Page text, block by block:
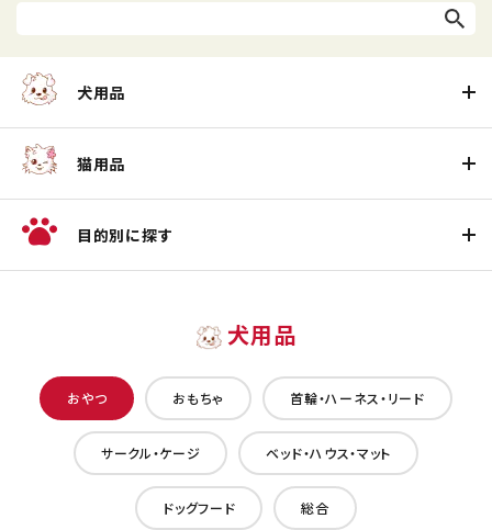
犬用品
猫用品
目的別に探す
犬用品
おやつ おもちゃ 首輪・ハーネス・リード
サークル・ケージ ベッド・ハウス・マット
ドッグフード 総合